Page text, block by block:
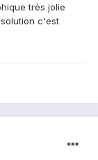
très jolie
c'est